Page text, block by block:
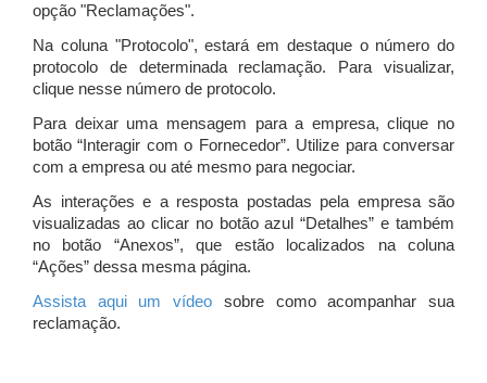
opção "Reclamações".
Na coluna "Protocolo", estará em destaque o número do
protocolo de determinada reclamação. Para visualizar,
clique nesse número de protocolo.
Para deixar uma mensagem para a empresa, clique no
botão “Interagir com o Fornecedor”. Utilize para conversar
com a empresa ou até mesmo para negociar.
As interações e a resposta postadas pela empresa são
visualizadas ao clicar no botão azul “Detalhes” e também
no botão “Anexos”, que estão localizados na coluna
“Ações” dessa mesma página.
Assista aqui um vídeo sobre como acompanhar sua
reclamação.